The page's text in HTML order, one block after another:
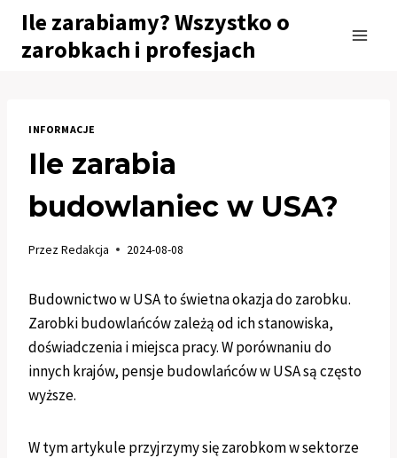
Przejdź
treści
Ile zarabiamy? Wszystko o
zarobkach i profesjach
INFORMACJE
Ile zarabia
budowlaniec w USA?
PrzezRedakcja 2024-08-08
Budownictwo w USA to świetna okazja do zarobku.
Zarobki budowlańców zależą od ich stanowiska,
doświadczenia i miejsca pracy. W porównaniu do
innych krajów, pensje budowlańców w USA są często
wyższe.
W tym artykule przyjrzymy się zarobkom w sektorze